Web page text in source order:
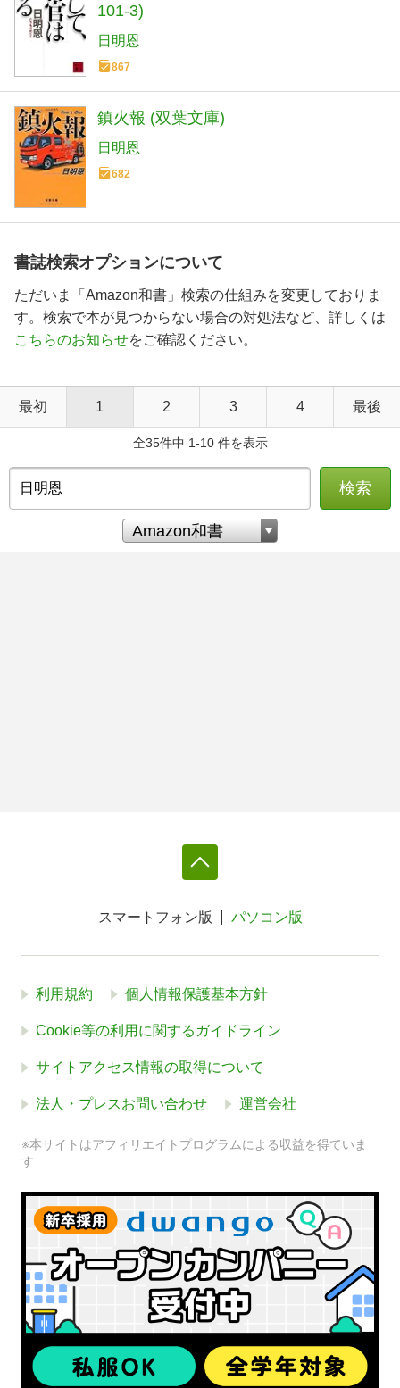
101-3)
日明恩
867
鎮火報 (双葉文庫)
日明恩
682
書誌検索オプションについて
ただいま「Amazon和書」検索の仕組みを変更しておりま
す。検索で本が見つからない場合の対処法など、詳しくは
こちらのお知らせをご確認ください。
最初 1 2 3 4 最後
全35件中 1-10 件を表示
検索
スマートフォン版 パソコン版
利用規約 個人情報保護基本方針
Cookie等の利用に関するガイドライン
サイトアクセス情報の取得について
法人・プレスお問い合わせ 運営会社
※本サイトはアフィリエイトプログラムによる収益を得ていま
す